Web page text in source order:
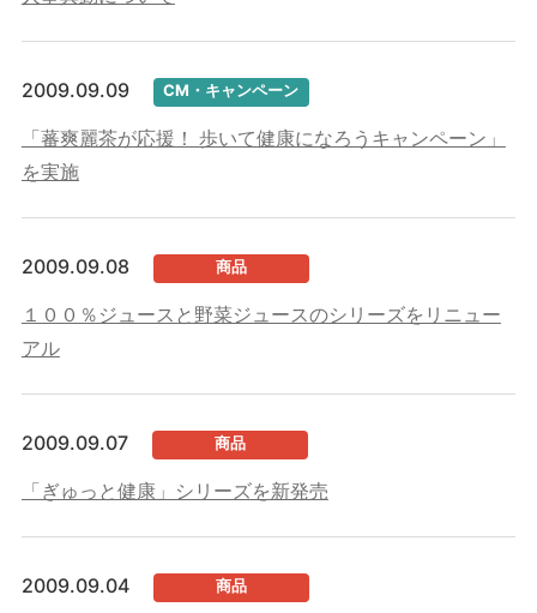
2009.09.09 CM・キャンペーン
「蕃爽麗茶が応援！ 歩いて健康になろうキャンペーン」
を実施
2009.09.08 商品
１００％ジュースと野菜ジュースのシリーズをリニュー
アル
2009.09.07 商品
「ぎゅっと健康」シリーズを新発売
2009.09.04 商品